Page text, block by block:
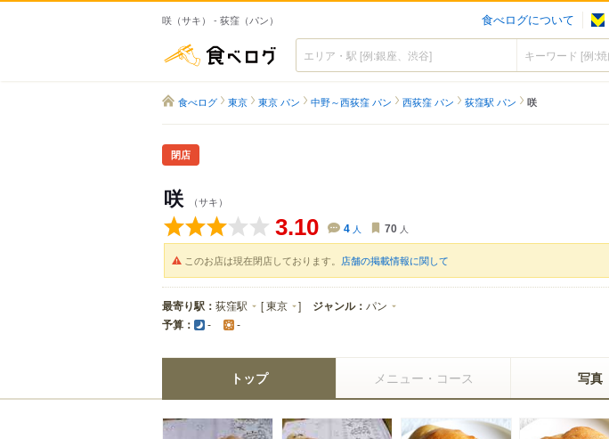
咲（サキ） - 荻窪（パン） 食べログについて
食べログ
食べログ 東京 東京 パン 中野～西荻窪 パン 西荻窪 パン 荻窪駅 パン 咲
閉店
咲 （サキ）
3.10 4 人 70 人
このお店は現在閉店しております。 店舗の掲載情報に関して
最寄り駅： 荻窪駅 [東京 ] ジャンル： パン
予算： - -
トップ メニュー・コース 写真